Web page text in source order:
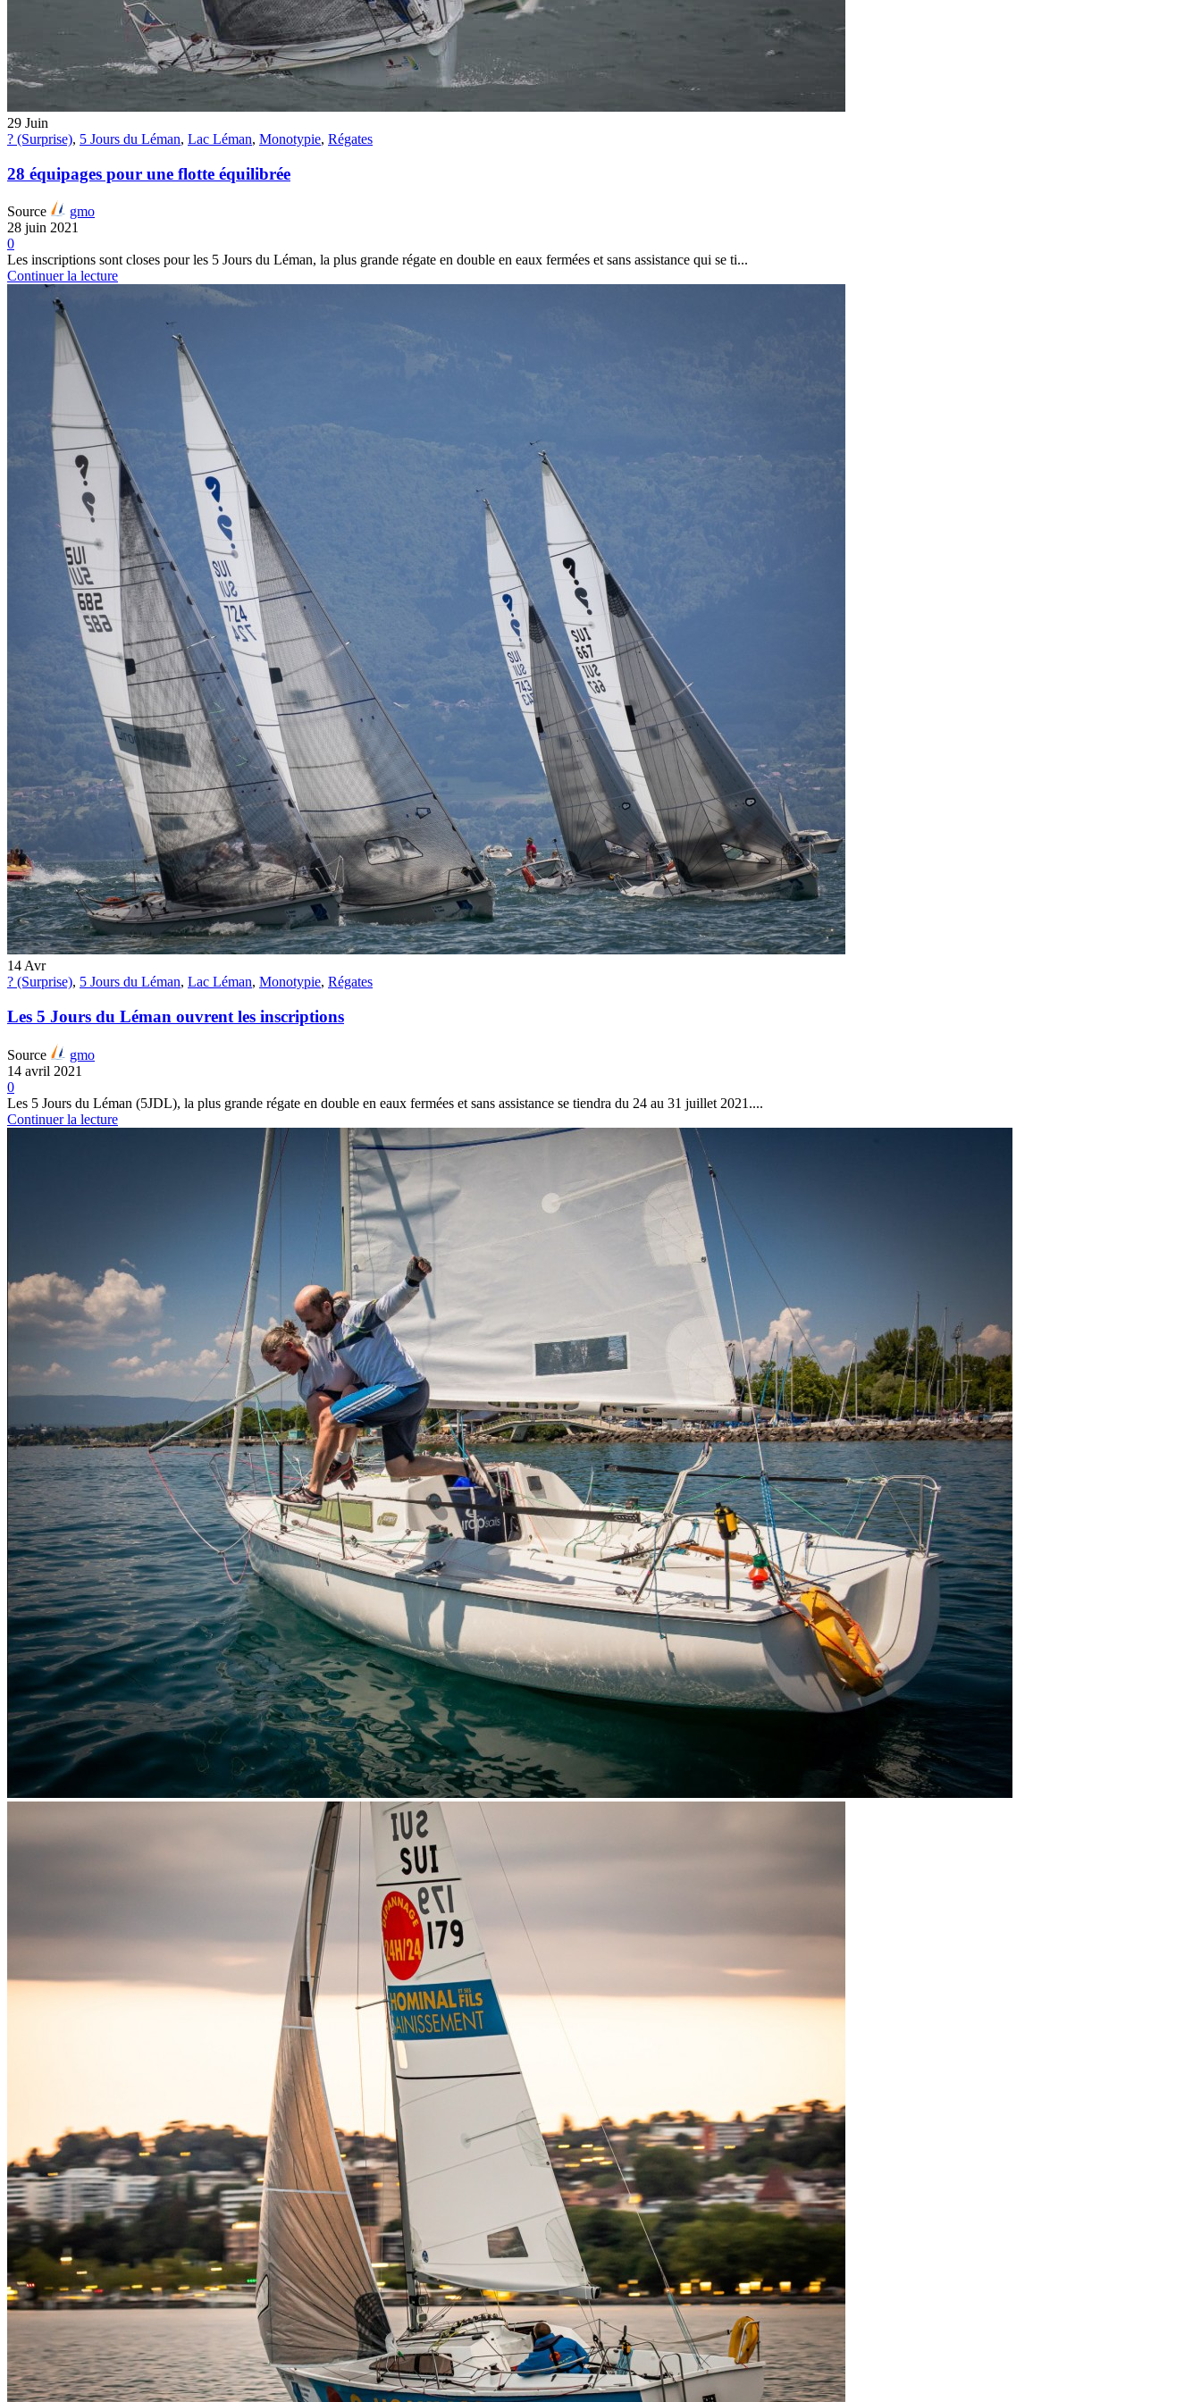
Source
13 mars 2025
28Fév
ARKEA ULTIM CHALLENGE,Classe Ultim 32/23,Records
13Fév
Class40,Classe Ultim 32/23,Course au Large, IMOCA,Multi50 - Ocean Fifty,Transat Café l'Or
4 classes, 4 parcours, 4 duos vainqueurs
Source
Transat Café l'Or
13 février 2025
22Jan
Classe Ultim 32/23,Records,Trophée Jules Verne
Gitana 17 devient Actual Ultim 4
Gitana Team
22 janvier 2025
0
29 Juin
? (Surprise), 5 Jours du Léman, Lac Léman, Monotypie, Régates
28 équipages pour une flotte équilibrée
Source
gmo
28 juin 2021
0
Les inscriptions sont closes pour les 5 Jours du Léman, la plus grande régate en double en eaux fermées et sans assistance qui se ti...
Continuer la lecture
14 Avr
? (Surprise), 5 Jours du Léman, Lac Léman, Monotypie, Régates
Les 5 Jours du Léman ouvrent les inscriptions
Source
gmo
14 avril 2021
0
Les 5 Jours du Léman (5JDL), la plus grande régate en double en eaux fermées et sans assistance se tiendra du 24 au 31 juillet 2021....
Continuer la lecture